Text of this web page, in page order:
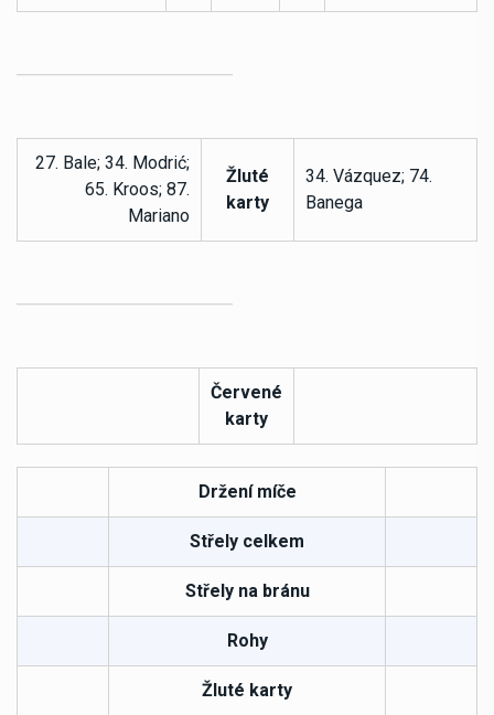
27. Bale; 34. Modrić;
65. Kroos; 87.
Mariano
Žluté
karty
34. Vázquez; 74.
Banega
Červené
karty
Držení míče
Střely celkem
Střely na bránu
Rohy
Žluté karty